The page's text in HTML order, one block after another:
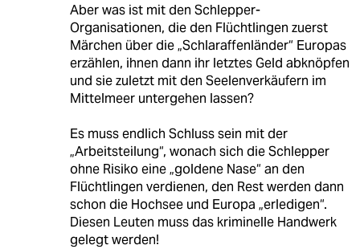
Aber was ist mit den Schlepper-
Organisationen, die den Flüchtlingen zuerst
Märchen über die „Schlaraffenländer“ Europas
erzählen, ihnen dann ihr letztes Geld abknöpfen
und sie zuletzt mit den Seelenverkäufern im
Mittelmeer untergehen lassen?
Es muss endlich Schluss sein mit der
„Arbeitsteilung“, wonach sich die Schlepper
ohne Risiko eine „goldene Nase“ an den
Flüchtlingen verdienen, den Rest werden dann
schon die Hochsee und Europa „erledigen“.
Diesen Leuten muss das kriminelle Handwerk
gelegt werden!